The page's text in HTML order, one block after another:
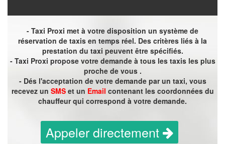
- Taxi Proxi met à votre disposition un système de
réservation de taxis en temps réel. Des critères liés à la
prestation du taxi peuvent être spécifiés.
- Taxi Proxi propose votre demande à tous les taxis les plus
proche de vous .
- Dés l'acceptation de votre demande par un taxi, vous
recevez un SMSet un Email contenant les coordonnées du
chauffeur qui correspond à votre demande.
Appeler directement